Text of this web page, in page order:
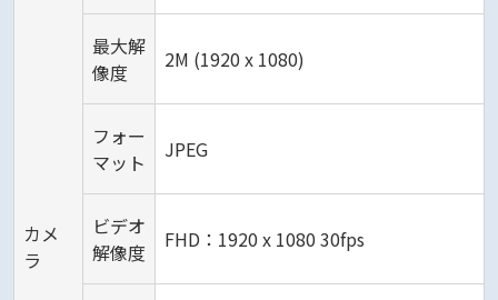
カメ
ラ
最大解
像度
2M (1920 x 1080)
フォー
マット
JPEG
ビデオ
解像度
FHD：1920 x 1080 30fps